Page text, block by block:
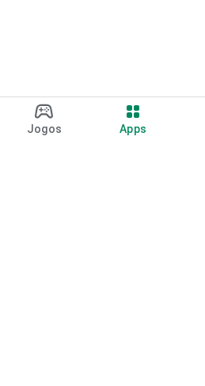
Jogos Apps